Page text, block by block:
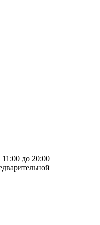
до 20:00